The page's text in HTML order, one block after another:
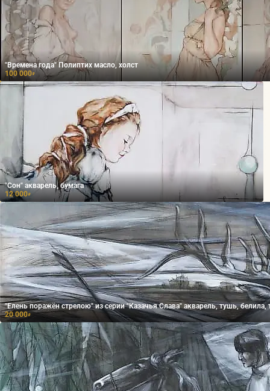
"Времена года" Полиптих масло, холст
100 000₽
"Сон" акварель, бумага
12 000₽
"Елень поражён стрелою" из серии "Казачья Слава" акварель, тушь,
20 000₽